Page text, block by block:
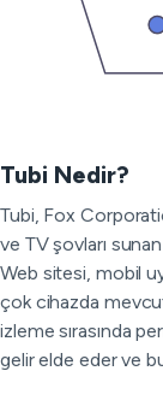
Tubi Nedir?
Tubi, Fox
ve TV şovları
Web sitesi, mobil
çok cihazda
izleme sırasında
gelir elde eder ve